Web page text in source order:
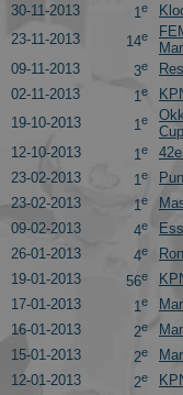
30-11-2013
1e
23-11-2013
14e
09-11-2013
3e
02-11-2013
1e
19-10-2013
1e
12-10-2013
1e
23-02-2013
1e
23-02-2013
1e
09-02-2013
4e
26-01-2013
4e
19-01-2013
56e
17-01-2013
1e
16-01-2013
2e
15-01-2013
2e
12-01-2013
2e